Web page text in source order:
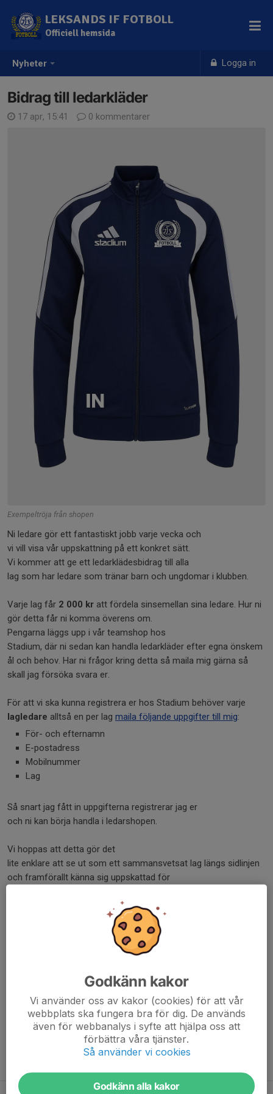
Nyheter Logga in
LEKSANDS IF FOTBOLL
Officiell hemsida
Bidrag till ledarkläder
17 apr, 15:41 0 kommentarer
Exempeltröja från shopen
Ni ledare gör ett fantastiskt jobb varje vecka och
vi vill visa vår uppskattning på ett konkret sätt.
Vi kommer att ge ett ledarklädesbidrag till alla
lag som har ledare som tränar barn och ungdomar i klubben.
Varje lag får 2 000 kr att fördela sinsemellan sina ledare. Hur ni
gör detta får ni komma överens om.
Pengarna läggs upp i vår teamshop hos
Stadium, där ni sedan kan handla ledarkläder efter egna önskem
ål och behov. Har ni frågor kring detta så maila mig gärna så
skall jag försöka svara er.
För att vi ska kunna registrera er hos Stadium behöver varje
lagledare alltså en per lag maila följande uppgifter till mig:
För- och efternamn
E-postadress
Mobilnummer
Lag
Så snart jag fått in uppgifterna registrerar jag er
och ni kan börja handla i ledarshopen.
Vi hoppas att detta gör det
lite enklare att se ut som ett sammansvetsat lag längs sidlinjen
och framförallt känna sig uppskattad för
Tills jag har era uppgifter så kan ni kika i vår
Tack för allt ni gör för klubben!
/ Styrelsen genom Johan Falk
Dela nyhet
Godkänn kakor
Vi använder oss av kakor (cookies) för att vår
webbplats ska fungera bra för dig. De används
även för webbanalys i syfte att hjälpa oss att
förbättra våra tjänster.
Så använder vi cookies
Godkänn alla kakor